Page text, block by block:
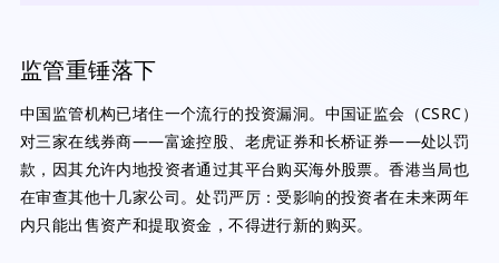
监管重锤落下
中国监管机构已堵住一个流行的投资漏洞。中国证监会（CSRC）
对三家在线券商——富途控股、老虎证券和长桥证券——处以罚
款，因其允许内地投资者通过其平台购买海外股票。香港当局也
在审查其他十几家公司。处罚严厉：受影响的投资者在未来两年
内只能出售资产和提取资金，不得进行新的购买。